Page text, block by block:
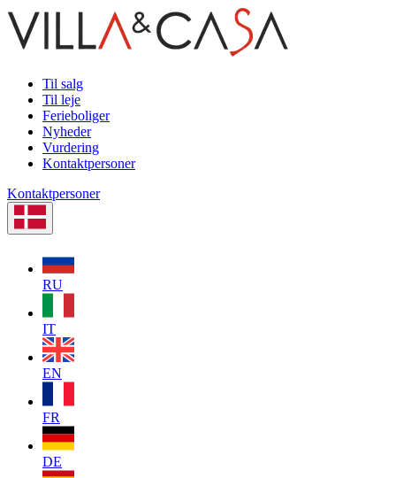
Til salg
Til leje
Ferieboliger
Nyheder
Vurdering
Kontaktpersoner
Kontaktpersoner
RU
IT
EN
FR
DE